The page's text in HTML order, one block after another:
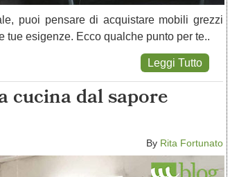
puoi pensare di acquistare mobili grezzi
esigenze. Ecco qualche punto per te..
Leggi Tutto
cucina dal sapore
By Rita Fortunato